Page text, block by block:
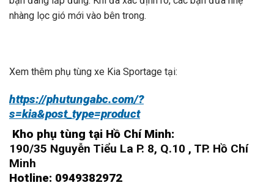
nhàng lọc gió mới vào bên trong.
Xem thêm phụ tùng xe Kia Sportage tại:
https://phutungabc.com/?
s=kia&post_type=product
Kho phụ tùng tại Hồ Chí Minh:
190/35 Nguyễn Tiểu La P. 8, Q.10 , TP. Hồ Chí
Minh
Hotline: 0949382972